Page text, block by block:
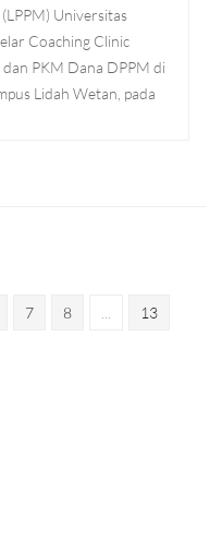
Universitas
Coaching Clinic
PKM Dana DPPM di
Lidah Wetan, pada
7 8
13